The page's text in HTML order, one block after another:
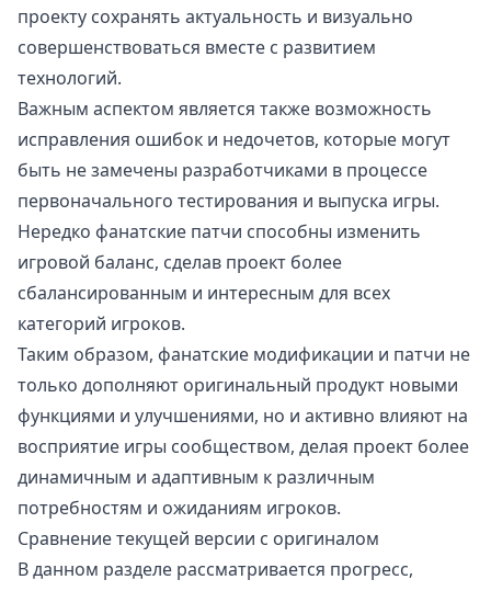
проекту сохранять актуальность и визуально
совершенствоваться вместе с развитием
технологий.
Важным аспектом является также возможность
исправления ошибок и недочетов, которые могут
быть не замечены разработчиками в процессе
первоначального тестирования и выпуска игры.
Нередко фанатские патчи способны изменить
игровой баланс, сделав проект более
сбалансированным и интересным для всех
категорий игроков.
Таким образом, фанатские модификации и патчи не
только дополняют оригинальный продукт новыми
функциями и улучшениями, но и активно влияют на
восприятие игры сообществом, делая проект более
динамичным и адаптивным к различным
потребностям и ожиданиям игроков.
Сравнение текущей версии с оригиналом
В данном разделе рассматривается прогресс,